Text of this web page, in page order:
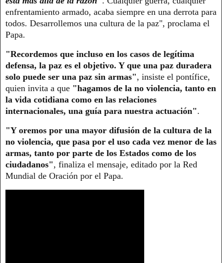
enfrentamiento armado, acaba siempre en una derrota para
todos. Desarrollemos una cultura de la paz", proclama el
Papa.
"Recordemos que incluso en los casos de legítima
defensa, la paz es el objetivo. Y que una paz duradera
solo puede ser una paz sin armas", insiste el pontífice,
quien invita a que "hagamos de la no violencia, tanto en
la vida cotidiana como en las relaciones
internacionales, una guía para nuestra actuación".
"Y oremos por una mayor difusión de la cultura de la
no violencia, que pasa por el uso cada vez menor de las
armas, tanto por parte de los Estados como de los
ciudadanos", finaliza el mensaje, editado por la Red
Mundial de Oración por el Papa.